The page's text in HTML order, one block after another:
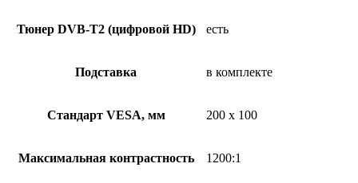
Тюнер DVB-T2 (цифровой HD) есть
Подставка в комплекте
Стандарт VESA, мм 200 x 100
Максимальная контрастность 1200:1